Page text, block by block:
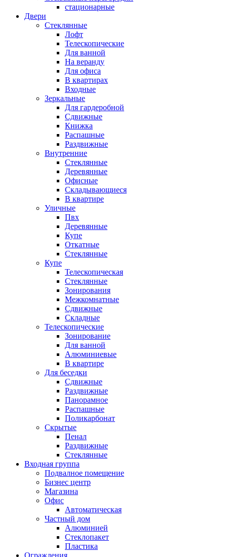
стационарные
Двери
Стеклянные
Лофт
Телескопические
Для ванной
На веранду
Для офиса
В квартирах
Входные
Зеркальные
Для гардеробной
Сдвижные
Книжка
Распашные
Раздвижные
Внутренние
Стеклянные
Деревянные
Офисные
Складывающиеся
В квартире
Уличные
Пвх
Деревянные
Купе
Откатные
Стеклянные
Купе
Телескопическая
Стеклянные
Зонирования
Межкомнатные
Сдвижные
Складные
Телескопические
Зонирование
Для ванной
Алюминиевые
В квартире
Для беседки
Сдвижные
Раздвижные
Панорамное
Распашные
Поликарбонат
Скрытые
Пенал
Раздвижные
Стеклянные
Входная группа
Подвалное помещение
Бизнес центр
Магазина
Офис
Автоматическая
Частный дом
Алюминией
Стеклопакет
Пластика
Ограждения